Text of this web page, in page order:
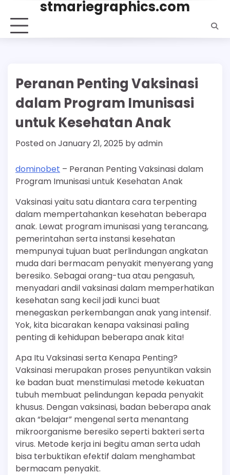
content
stmariegraphics.com
Peranan Penting Vaksinasi
dalam Program Imunisasi
untuk Kesehatan Anak
Posted onJanuary 21, 2025 byadmin
dominobet – Peranan Penting Vaksinasi dalam
Program Imunisasi untuk Kesehatan Anak
Vaksinasi yaitu satu diantara cara terpenting
dalam mempertahankan kesehatan beberapa
anak. Lewat program imunisasi yang terancang,
pemerintahan serta instansi kesehatan
mempunyai tujuan buat perlindungan angkatan
muda dari bermacam penyakit menyerang yang
beresiko. Sebagai orang-tua atau pengasuh,
menyadari andil vaksinasi dalam memperhatikan
kesehatan sang kecil jadi kunci buat
menegaskan perkembangan anak yang intensif.
Yok, kita bicarakan kenapa vaksinasi paling
penting di kehidupan beberapa anak kita!
Apa Itu Vaksinasi serta Kenapa Penting?
Vaksinasi merupakan proses penyuntikan vaksin
ke badan buat menstimulasi metode kekuatan
tubuh membuat pelindungan kepada penyakit
khusus. Dengan vaksinasi, badan beberapa anak
akan “belajar” mengenal serta menantang
mikroorganisme beresiko seperti bakteri serta
virus. Metode kerja ini begitu aman serta udah
bisa terbuktikan efektif dalam menghambat
bermacam penyakit.